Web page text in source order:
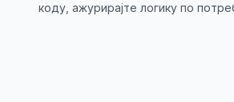
коду, ажурирајте логику по